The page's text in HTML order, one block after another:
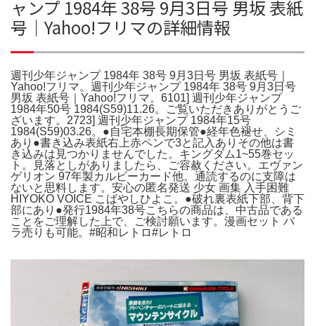
ャンプ 1984年 38号 9月3日号 男坂 表紙
号｜Yahoo!フリマの詳細情報
週刊少年ジャンプ 1984年 38号 9月3日号 男坂 表紙号｜
Yahoo!フリマ。週刊少年ジャンプ 1984年 38号 9月3日号
男坂 表紙号｜Yahoo!フリマ。6101] 週刊少年ジャンプ
1984年50号 1984(S59)11.26。ご覧いただきありがとうご
ざいます。2723] 週刊少年ジャンプ 1984年15号
1984(S59)03.26。●自宅本棚長期保管●経年色褪せ、シミ
あり●書き込み表紙右上赤ペンで3と記入ありその他は書
き込みは見つかりませんでした。キングダム1~55巻セッ
ト。見落としがありましたら、ご容赦ください。エヴァン
ゲリオン 97年製カルビーカード他。通読するのに支障は
ないと思料します。安心の匿名発送 少女 画集 入手困難
HIYOKO VOICE こばやしひよこ。●破れ裏表紙下部、背下
部にあり●発行1984年38号こちらの商品は、中古品である
ことをご理解した上で、ご検討願います。漫画セット バ
ラ売りも可能。#昭和レトロ#レトロ